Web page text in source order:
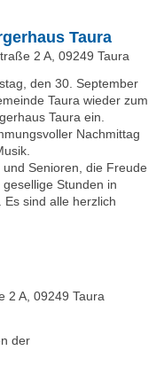
Taura
2 A, 09249 Taura
den 30. September
Taura wieder zum
Taura ein.
Nachmittag
Senioren, die Freude
Stunden in
sind alle herzlich
2 A, 09249 Taura
der